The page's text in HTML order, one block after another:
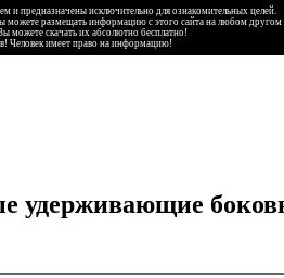
и предназначены исключительно для ознакомительных целей.
можете размещать информацию с этого сайта на любом другом
можете скачать их абсолютно бесплатно!
Человек имеет право на информацию!
удерживающие